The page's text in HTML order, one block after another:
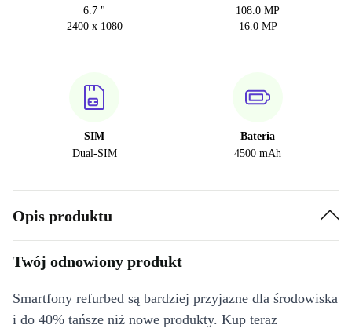
6.7 "
2400 x 1080
108.0 MP
16.0 MP
SIM
Dual-SIM
Bateria
4500 mAh
Opis produktu
Twój odnowiony produkt
Smartfony refurbed są bardziej przyjazne dla środowiska
i do 40% tańsze niż nowe produkty. Kup teraz